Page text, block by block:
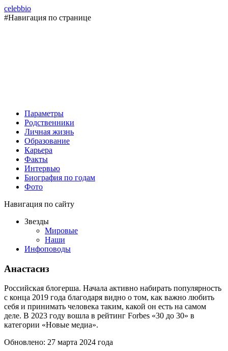
celebbio
#Навигация по странице
Параметры
Родственники
Личная жизнь
Образование
Карьера
Факты
Интервью
Биография по годам
Фото
Навигация по сайту
Звезды
Мировые
Наши
Инфоповоды
Анастасиз
Российская блогерша. Начала активно набирать популярность
с конца 2019 года благодаря видно о том, как важно любить
себя и принимать человека таким, какой он есть на самом
деле. В 2023 году вошла в рейтинг Forbes «30 до 30» в
категории «Новые медиа».
Обновлено: 27 марта 2024 года